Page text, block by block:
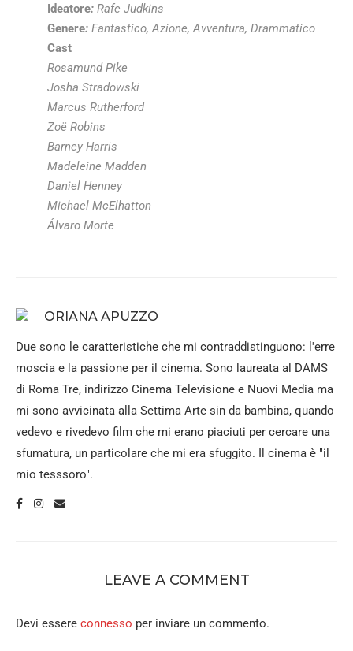
Ideatore: Rafe Judkins
Genere: Fantastico, Azione, Avventura, Drammatico
Cast
Rosamund Pike
Josha Stradowski
Marcus Rutherford
Zoë Robins
Barney Harris
Madeleine Madden
Daniel Henney
Michael McElhatton
Álvaro Morte
ORIANA APUZZO
Due sono le caratteristiche che mi contraddistinguono: l'erre
moscia e la passione per il cinema. Sono laureata al DAMS
di Roma Tre, indirizzo Cinema Televisione e Nuovi Media ma
mi sono avvicinata alla Settima Arte sin da bambina, quando
vedevo e rivedevo film che mi erano piaciuti per cercare una
sfumatura, un particolare che mi era sfuggito. Il cinema è "il
mio tesssoro".
LEAVE A COMMENT
Devi essere connesso per inviare un commento.